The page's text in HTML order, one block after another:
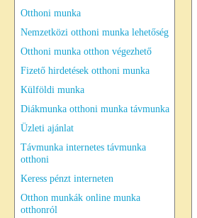
Otthoni munka
Nemzetközi otthoni munka lehetőség
Otthoni munka otthon végezhető
Fizető hirdetések otthoni munka
Külföldi munka
Diákmunka otthoni munka távmunka
Üzleti ajánlat
Távmunka internetes távmunka
otthoni
Keress pénzt interneten
Otthon munkák online munka
otthonról